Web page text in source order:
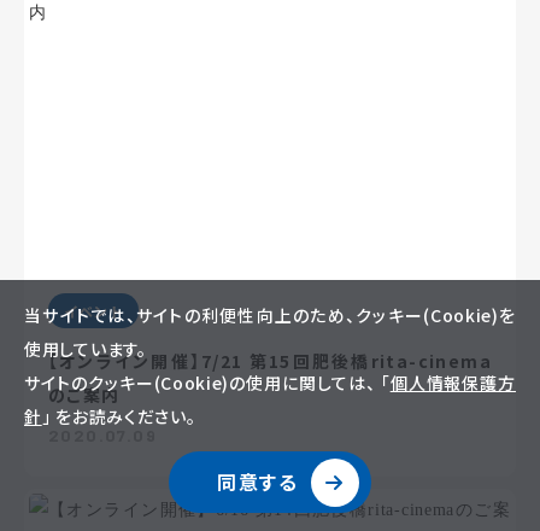
イベント
【オンライン開催】7/21 第15回肥後橋rita-cinema
のご案内
当サイトでは、サイトの利便性向上のため、クッキー(Cookie)を
使用しています。
サイトのクッキー(Cookie)の使用に関しては、 「個人情報保護方
針」 をお読みください。
同意する